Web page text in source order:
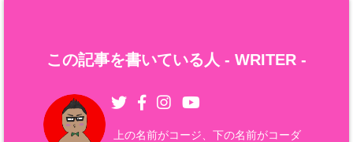
この記事を書いている人 - WRITER -
上の名前がコージ、下の名前がコーダ